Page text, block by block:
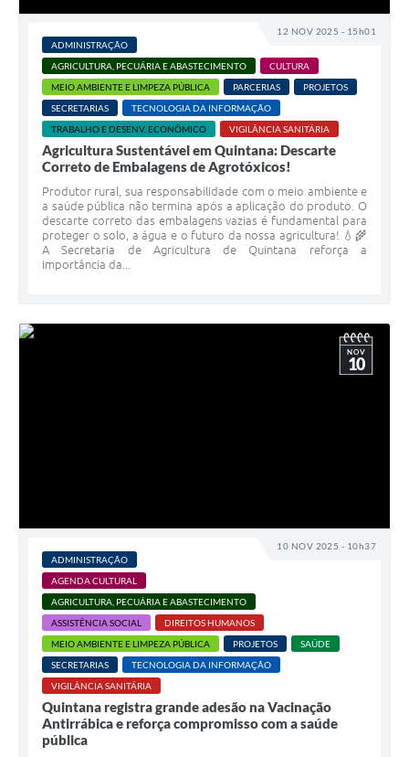
12 NOV 2025 - 15h01
ADMINISTRAÇÃO
AGRICULTURA, PECUÁRIA E ABASTECIMENTO
CULTURA
MEIO AMBIENTE E LIMPEZA PÚBLICA
PARCERIAS
PROJETOS
SECRETARIAS
TECNOLOGIA DA INFORMAÇÃO
TRABALHO E DESENV. ECONÔMICO
VIGILÂNCIA SANITÁRIA
Agricultura Sustentável em Quintana: Descarte
Correto de Embalagens de Agrotóxicos!
Produtor rural, sua responsabilidade com o meio ambiente e
a saúde pública não termina após a aplicação do produto. O
descarte correto das embalagens vazias é fundamental para
proteger o solo, a água e o futuro da nossa agricultura! 💧🌾
A Secretaria de Agricultura de Quintana reforça a
importância da...
10 NOV 2025 - 10h37
NOV
10
ADMINISTRAÇÃO
AGENDA CULTURAL
AGRICULTURA, PECUÁRIA E ABASTECIMENTO
ASSISTÊNCIA SOCIAL
DIREITOS HUMANOS
MEIO AMBIENTE E LIMPEZA PÚBLICA
PROJETOS
SAÚDE
SECRETARIAS
TECNOLOGIA DA INFORMAÇÃO
VIGILÂNCIA SANITÁRIA
Quintana registra grande adesão na Vacinação
Antirrábica e reforça compromisso com a saúde
pública